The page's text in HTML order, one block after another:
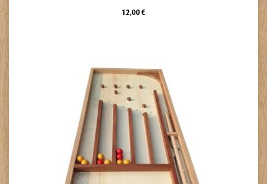
12,00 €